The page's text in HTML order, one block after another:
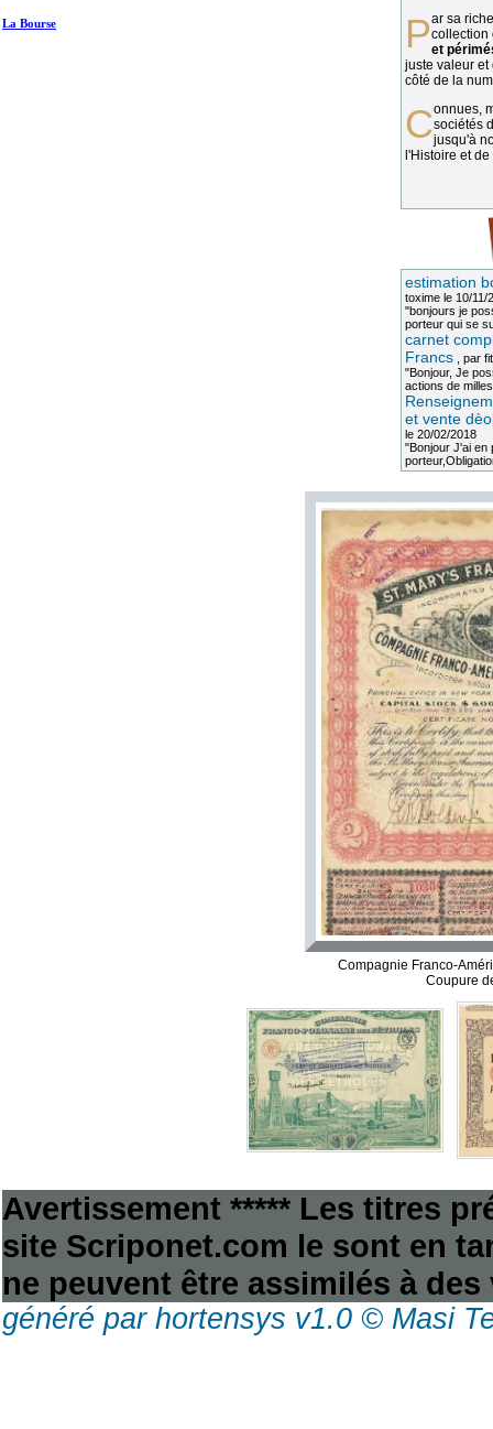
La Bourse Par sa richesse et sa diversité, lacollection
et
juste valeur et
côté de la
Connues, méconnues, ou inconnues, lessociétés
jusqu'à
l'Histoire et
estimation
toximele 10/11/
"bonjours je
porteur qui se
carnet
Francs, par
"Bonjour, Je
actions de
et vente
le 20/02/2018
"Bonjour J'ai en
Compagnie Franco-
Coupure
Avertissement ***** Les titres
site Scriponet.com le sont en
ne peuvent être assimilés à
généré par hortensys v1.0 © Masi